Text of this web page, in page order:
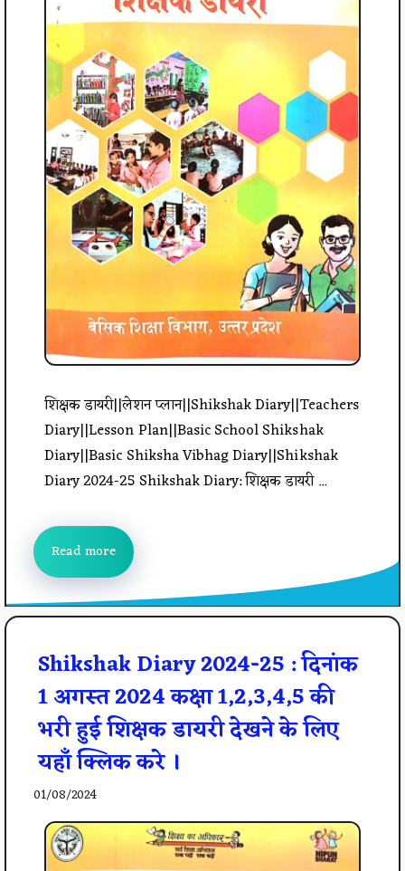
शिक्षक डायरी||लेशन प्लान||Shikshak Diary||Teachers
Diary||Lesson Plan||Basic School Shikshak
Diary||Basic Shiksha Vibhag Diary||Shikshak
Diary 2024-25 Shikshak Diary: शिक्षक डायरी ...
Read more
Shikshak Diary 2024-25 : दिनांक
1 अगस्त 2024 कक्षा 1,2,3,4,5 की
भरी हुई शिक्षक डायरी देखने के लिए
यहाँ क्लिक करे ।
01/08/2024